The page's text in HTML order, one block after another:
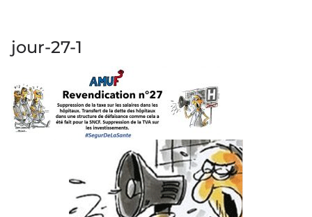
jour-27-1